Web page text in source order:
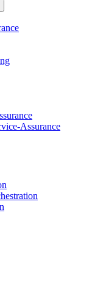
Assurance